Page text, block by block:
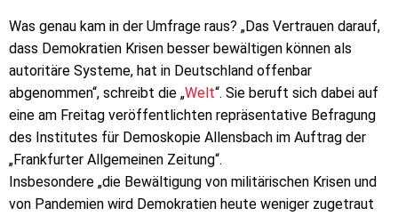
Was genau kam in der Umfrage raus? „Das Vertrauen darauf,
dass Demokratien Krisen besser bewältigen können als
autoritäre Systeme, hat in Deutschland offenbar
abgenommen“, schreibt die „Welt“. Sie beruft sich dabei auf
eine am Freitag veröffentlichten repräsentative Befragung
des Institutes für Demoskopie Allensbach im Auftrag der
„Frankfurter Allgemeinen Zeitung“.
Insbesondere „die Bewältigung von militärischen Krisen und
von Pandemien wird Demokratien heute weniger zugetraut